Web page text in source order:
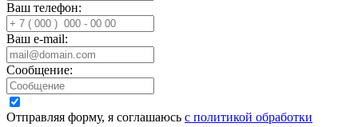
Ваш телефон:
Ваш e-mail:
Сообщение:
Отправляя форму, я соглашаюсь с политикой обработки